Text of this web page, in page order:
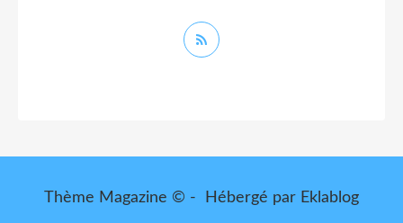
Thème Magazine © - Hébergé par Eklablog